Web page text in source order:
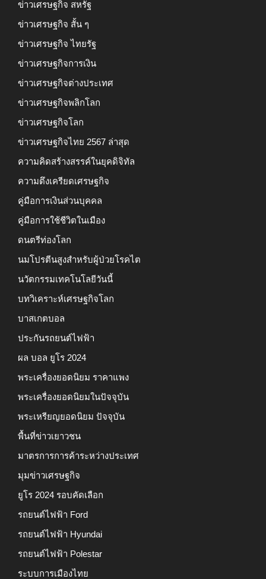
ข่าวเศรษฐกิจ สหรัฐ
ข่าวเศรษฐกิจ สั้น ๆ
ข่าวเศรษฐกิจ ไทยรัฐ
ข่าวเศรษฐกิจการเงิน
ข่าวเศรษฐกิจต่างประเทศ
ข่าวเศรษฐกิจพลิกโลก
ข่าวเศรษฐกิจโลก
ข่าวเศรษฐกิจไทย 2567 ล่าสุด
ความคิดสร้างสรรค์ในยุคดิจิทัล
ความตึงเครียดเศรษฐกิจ
คู่มือการเงินส่วนบุคคล
คู่มือการใช้ชีวิตในเมือง
ดนตรีท่องโลก
นมโปรตีนสูงสำหรับผู้ป่วยโรคไต
นวัตกรรมเทคโนโลยีวันนี้
บทวิเคราะห์เศรษฐกิจโลก
บาสเกตบอล
ประกันรถยนต์ไฟฟ้า
ผล บอล ยูโร 2024
พระเครื่องยอดนิยม ราคาแพง
พระเครื่องยอดนิยมในปัจจุบัน
พระเหรียญยอดนิยม ปัจจุบัน
พื้นที่ข่าวเยาวชน
มาตรการการค้าระหว่างประเทศ
มุมข่าวเศรษฐกิจ
ยูโร 2024 รอบคัดเลือก
รถยนต์ไฟฟ้า Ford
รถยนต์ไฟฟ้า Hyundai
รถยนต์ไฟฟ้า Polestar
ระบบการเมืองไทย